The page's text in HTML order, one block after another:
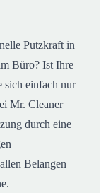
Putzkraft in
Büro? Ist Ihre
sich einfach nur
Mr. Cleaner
durch eine
Belangen